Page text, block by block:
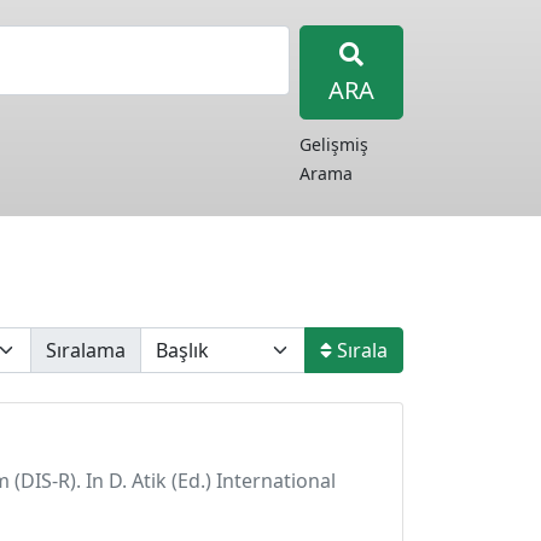
ARA
Gelişmiş
Arama
Sıralama Sırala
(DIS-R). In D. Atik (Ed.) International